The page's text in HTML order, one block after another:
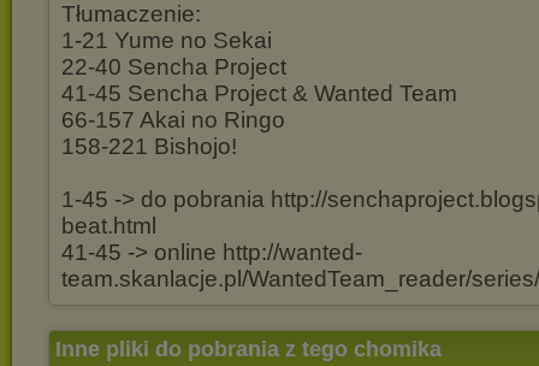
Tłumaczenie:
1-21 Yume no Sekai
22-40 Sencha Project
41-45 Sencha Project & Wanted Team
66-157 Akai no Ringo
158-221 Bishojo!
1-45 -> do pobrania http://
beat.html
41-45 -> online http://wanted-
team.skanlacje.pl/WantedTeam_reader/
Inne pliki do pobrania z tego chomika